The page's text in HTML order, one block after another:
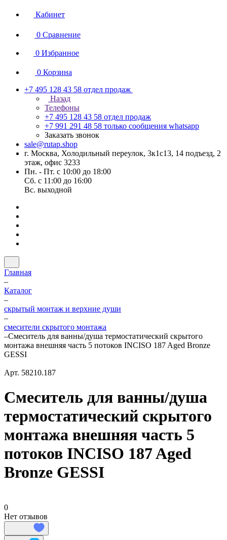
Кабинет
0 Сравнение
0 Избранное
0 Корзина
+7 495 128 43 58 отдел продаж
Назад
Телефоны
+7 495 128 43 58 отдел продаж
+7 991 291 48 58 только сообщения whatsapp
Заказать звонок
sale@rutap.shop
г. Москва, Холодильный переулок, 3к1с13, 14 подъезд, 2
этаж, офис 3233
Пн. - Пт. с 10:00 до 18:00
Сб. с 11:00 до 16:00
Вс. выходной
Главная
–
Каталог
–
скрытый монтаж и верхние души
–
смесители скрытого монтажа
–Смеситель для ванны/душа термостатический скрытого
монтажа внешняя часть 5 потоков INCISO 187 Aged Bronze
GESSI
Арт. 58210.187
Смеситель для ванны/душа
термостатический скрытого
монтажа внешняя часть 5
потоков INCISO 187 Aged
Bronze GESSI
0
Нет отзывов